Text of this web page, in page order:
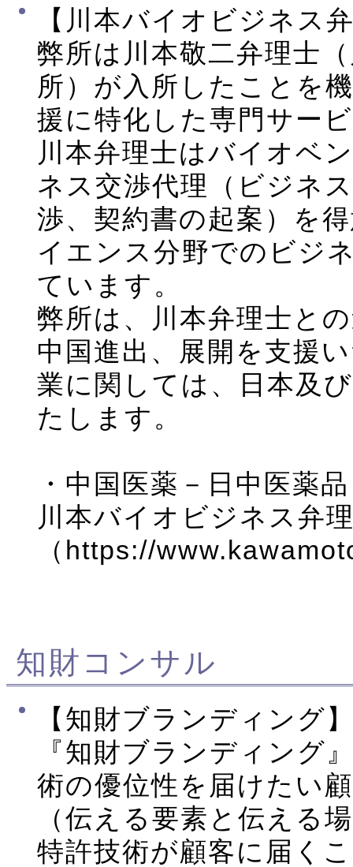
【川本バイオビジネス
弊所は川本敬二弁理士
所）が入所したことを
援に特化した専門サー
川本弁理士はバイオベ
ネス交渉代理（ビジネ
渉、契約書の起案）を
イエンス分野でのビジ
ています。
弊所は、川本弁理士と
中国進出、展開を支援
業に関しては、日本及
たします。
・中国医薬－日中医薬
川本バイオビジネス弁
（https://
知財コンサル
【知財ブランディング
『知財ブランディング
術の優位性を届けたい
（伝える要素と伝える
特許技術が顧客に届く